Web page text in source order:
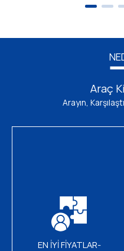
Araç
Arayın,
EN İYİ FİYATLAR-